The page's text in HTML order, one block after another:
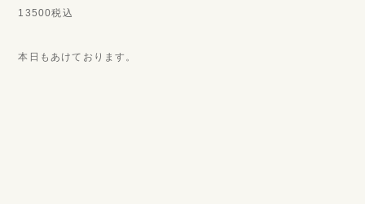
13500税込
本日もあけております。